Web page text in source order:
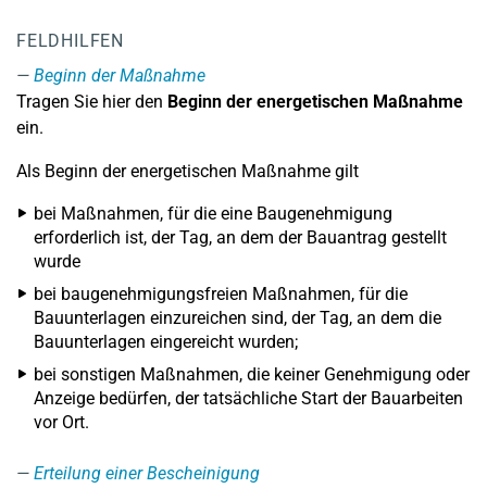
FELDHILFEN
Beginn der Maßnahme
Tragen Sie hier den Beginn der energetischen Maßnahme
ein.
Als Beginn der energetischen Maßnahme gilt
bei Maßnahmen, für die eine Baugenehmigung
erforderlich ist, der Tag, an dem der Bauantrag gestellt
wurde
bei baugenehmigungsfreien Maßnahmen, für die
Bauunterlagen einzureichen sind, der Tag, an dem die
Bauunterlagen eingereicht wurden;
bei sonstigen Maßnahmen, die keiner Genehmigung oder
Anzeige bedürfen, der tatsächliche Start der Bauarbeiten
vor Ort.
Erteilung einer Bescheinigung